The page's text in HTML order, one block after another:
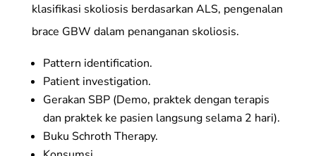
klasifikasi skoliosis berdasarkan ALS, pengenalan
brace GBW dalam penanganan skoliosis.
Pattern identification.
Patient investigation.
Gerakan SBP (Demo, praktek dengan terapis
dan praktek ke pasien langsung selama 2 hari).
Buku Schroth Therapy.